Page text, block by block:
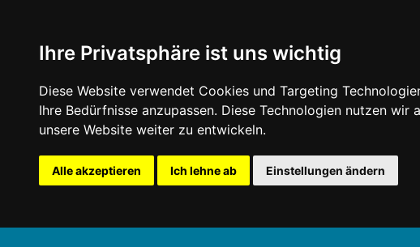
Ihre Privatsphäre ist uns wichtig
Diese Website verwendet Cookies und Targeting
Ihre Bedürfnisse anzupassen. Diese Technologien nutzen
unsere Website weiter zu entwickeln.
Alle akzeptieren Ich lehne ab Einstellungen ändern